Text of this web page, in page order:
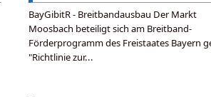
BayGibitR - Breitbandausbau Der Markt
Moosbach beteiligt sich am Breitband-
Förderprogramm des Freistaates Bayern
"Richtlinie zur...